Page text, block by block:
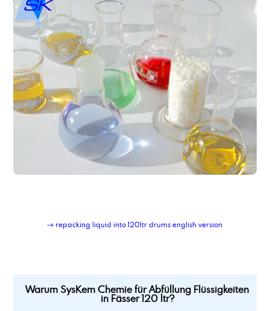
Abfüllung in Ex geschützte IBC
Abfüllung in Flaschen
Abfüllung in Flaschen 1000 ml
Abfüllung in Flaschen 125 ml
Abfüllung in Flaschen 250 ml
Abfüllung in Flaschen 500 ml
Abfüllung in IBC mit 1000ltr Nettoinhalt
Abfüllung in IBC mit 300ltr Nettoinhalt
Abfüllung in Kleinstgebinde
Abfüllung Kleingebinde
Abfüllung Kohlenwasserstoffe aus Tankwagen in IBC
Abfüllung Pulver in Standbodenbeutel
Acetyltributylcitrat
Acryl-Maleinsäure Copolymer, Natriumsalz
→ repacking liquid into 120ltr drums english version
Warum SysKem Chemie für Abfüllung Flüssigkeiten
in Fässer 120 ltr?